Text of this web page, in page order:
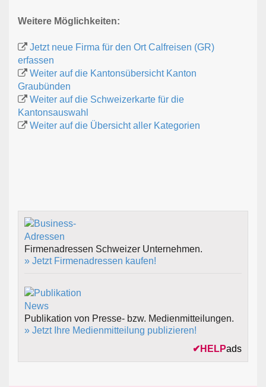
Weitere Möglichkeiten:
Jetzt neue Firma für den Ort Calfreisen (GR)
erfassen
Weiter auf die Kantonsübersicht Kanton
Graubünden
Weiter auf die Schweizerkarte für die
Kantonsauswahl
Weiter auf die Übersicht aller Kategorien
Firmenadressen Schweizer Unternehmen.
» Jetzt Firmenadressen kaufen!
Publikation von Presse- bzw. Medienmitteilungen.
» Jetzt Ihre Medienmitteilung publizieren!
✔ HELPads